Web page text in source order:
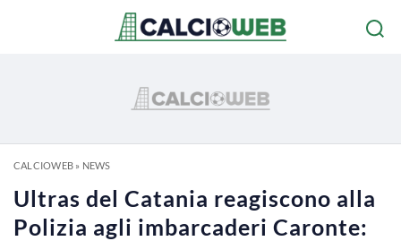
CALCIOWEB» NEWS
Ultras del Catania reagiscono alla
Polizia agli imbarcaderi Caronte: